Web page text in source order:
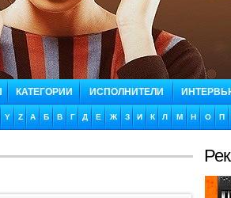
КАТЕГОРИИ ИСПОЛНИТЕЛИ
Y Z А Б В Г Д Е Ж З И К Л М Н О П